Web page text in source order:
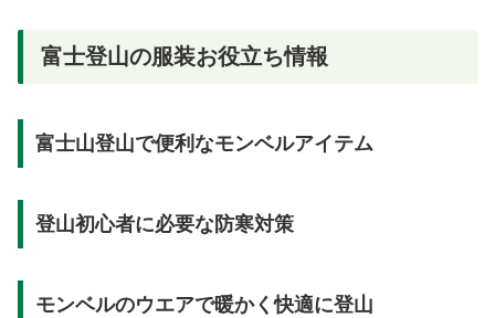
富士登山の服装お役立ち情報
富士山登山で便利なモンベルアイテム
登山初心者に必要な防寒対策
モンベルのウエアで暖かく快適に登山